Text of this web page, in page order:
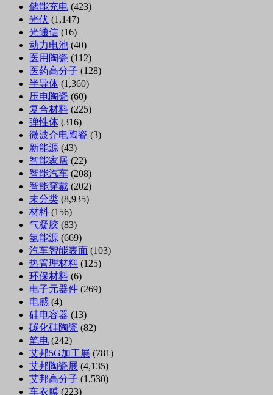
储能充电 (423)
光伏 (1,147)
光通信 (16)
动力电池 (40)
医用陶瓷 (112)
医药高分子 (128)
半导体 (1,360)
压电陶瓷 (60)
复合材料 (225)
弹性体 (316)
微波介电陶瓷 (3)
新能源 (43)
智能家居 (22)
智能汽车 (208)
智能穿戴 (202)
未分类 (8,935)
材料 (156)
气凝胶 (83)
氢能源 (669)
汽车智能表面 (103)
热管理材料 (125)
环保材料 (6)
电子元器件 (269)
电感 (4)
硅电容器 (13)
碳化硅陶瓷 (82)
笔电 (242)
艾邦5G加工展 (781)
艾邦陶瓷展 (4,135)
艾邦高分子 (1,530)
车衣膜 (223)